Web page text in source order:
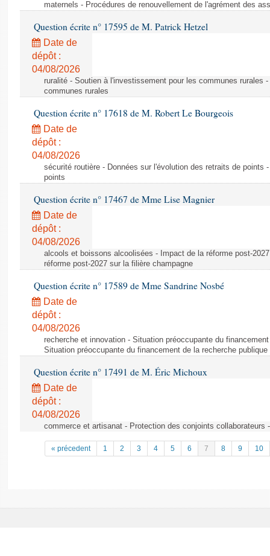
maternels - Procédures de renouvellement de l'agrément des
Question écrite n° 17595 de M. Patrick Hetzel
Date de
dépôt :
04/08/2026
ruralité - Soutien à l'investissement pour les communes rurales
communes rurales
Question écrite n° 17618 de M. Robert Le Bourgeois
Date de
dépôt :
04/08/2026
sécurité routière - Données sur l'évolution des retraits de points
points
Question écrite n° 17467 de Mme Lise Magnier
Date de
dépôt :
04/08/2026
alcools et boissons alcoolisées - Impact de la réforme post-
réforme post-2027 sur la filière champagne
Question écrite n° 17589 de Mme Sandrine Nosbé
Date de
dépôt :
04/08/2026
recherche et innovation - Situation préoccupante du
Situation préoccupante du financement de la recherche publique
Question écrite n° 17491 de M. Éric Michoux
Date de
dépôt :
04/08/2026
commerce et artisanat - Protection des conjoints collaborateurs
« précedent 1 2 3 4 5 6 7 8 9 10